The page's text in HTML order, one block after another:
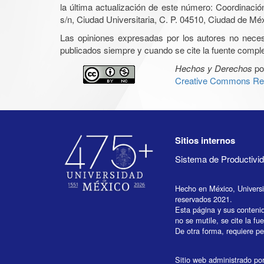
la última actualización de este número:
s/n, Ciudad Universitaria, C. P. 04510, Ciudad de
Las opiniones expresadas por los autores no
publicados siempre y cuando se cite la fuente
Hechos y Derechos
Creative Commons
Sitios internos
Sistema de
Hecho en México,
reservados 2021.
Esta página y sus
no se mutile, se cite la
De otra forma, requiere
Sitio web administrado